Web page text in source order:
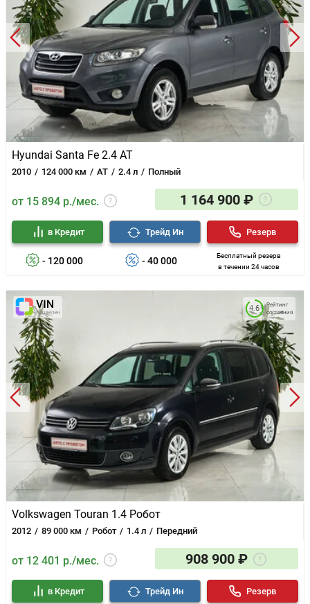
Hyundai Santa Fe 2.4 AT
2010 124 000 км AT 2.4 л Полный
от 15 894 р./мес. 1 164 900 ₽
- 120 000
в Кредит
- 40 000
Трейд Ин
Бесплатный резерв
в течении 24 часов
Резерв
Volkswagen Touran 1.4 Робот
2012 89 000 км Робот 1.4 л Передний
Рейтинг
состояния
4.6
от 12 401 р./мес. 908 900 ₽
в Кредит Трейд Ин Резерв